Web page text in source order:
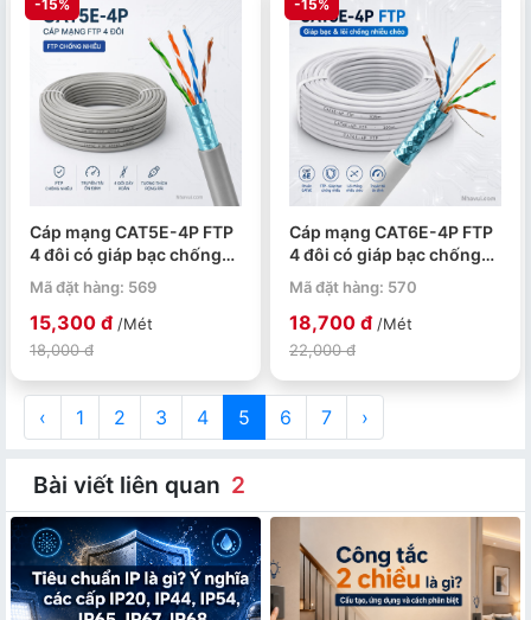
-15%
Cáp mạng CAT5E-4P FTP
4 đôi có giáp bạc chống
nhiễu
Mã đặt hàng: 569
15,300 đ /Mét
18,000 đ
-15%
Cáp mạng CAT6E-4P FTP
4 đôi có giáp bạc chống
nhiễu và lõi chống nhiễu
chéo
Mã đặt hàng: 570
18,700 đ /Mét
22,000 đ
‹ 1 2 3 4 5 6 7 ›
Bài viết liên quan 2